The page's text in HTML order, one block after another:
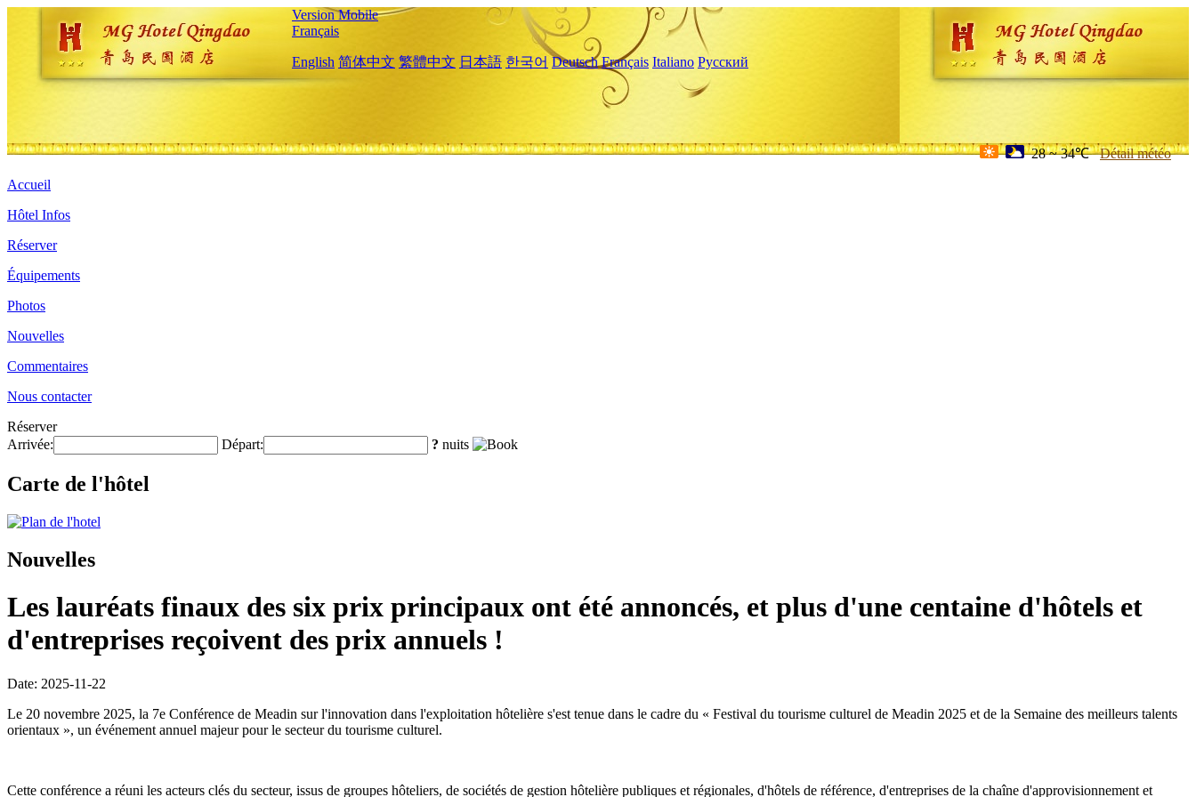
Version Mobile
Français
English 简体中文 繁體中文 日本語 한국어 Deutsch Français Italiano Русский
28 ~ 34℃ Détail météo
Accueil
Hôtel Infos
Réserver
Équipements
Photos
Nouvelles
Commentaires
Nous contacter
Réserver
Arrivée:
Départ: ? nuits
Carte de l'hôtel
Nouvelles
Les lauréats finaux des six prix principaux ont été annoncés, et plus d'une centaine d'hôtels et
d'entreprises reçoivent des prix annuels !
Date: 2025-11-22
Le 20 novembre 2025, la 7e Conférence de Meadin sur l'innovation dans l'exploitation hôtelière s'est tenue dans le cadre du « Festival du tourisme culturel de Meadin 2025 et de la Semaine des meilleurs talents
orientaux », un événement annuel majeur pour le secteur du tourisme culturel.
Cette conférence a réuni les acteurs clés du secteur, issus de groupes hôteliers, de sociétés de gestion hôtelière publiques et régionales, d'hôtels de référence, d'entreprises de la chaîne d'approvisionnement et